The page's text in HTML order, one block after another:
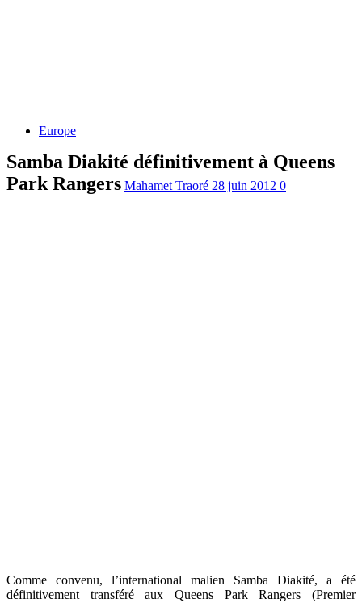
Europe
Samba Diakité définitivement à Queens
Park Rangers Mahamet Traoré 28 juin 2012 0
Comme convenu, l’international malien Samba Diakité, a été
définitivement transféré aux Queens Park Rangers (Premier